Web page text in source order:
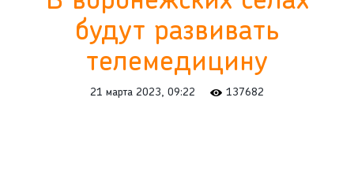
будут развивать
телемедицину
21 марта 2023, 09:22 137682